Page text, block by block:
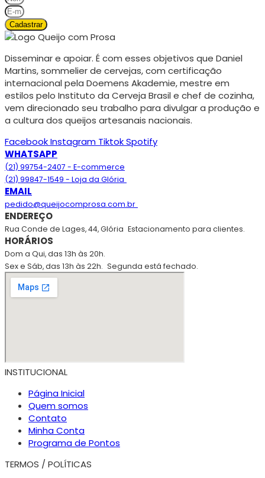
Cadastrar
Disseminar e apoiar. É com esses objetivos que Daniel
Martins, sommelier de cervejas, com certificação
internacional pela Doemens Akademie, mestre em
estilos pelo Instituto da Cerveja Brasil e chef de cozinha,
vem direcionado seu trabalho para divulgar a produção e
a cultura dos queijos artesanais nacionais.
FacebookInstagram TiktokSpotify
WHATSAPP
(21) 99754-2407 - E-commerce
(21) 99847-1549 - Loja da Glória
EMAIL
pedido@queijocomprosa.com.br
ENDEREÇO
Rua Conde de Lages, 44, Glória Estacionamento para clientes.
HORÁRIOS
Dom a Qui, das 13h às 20h.
Sex e Sáb, das 13h às 22h. Segunda está fechado.
INSTITUCIONAL
Página Inicial
Quem somos
Contato
Minha Conta
Programa de Pontos
TERMOS / POLÍTICAS